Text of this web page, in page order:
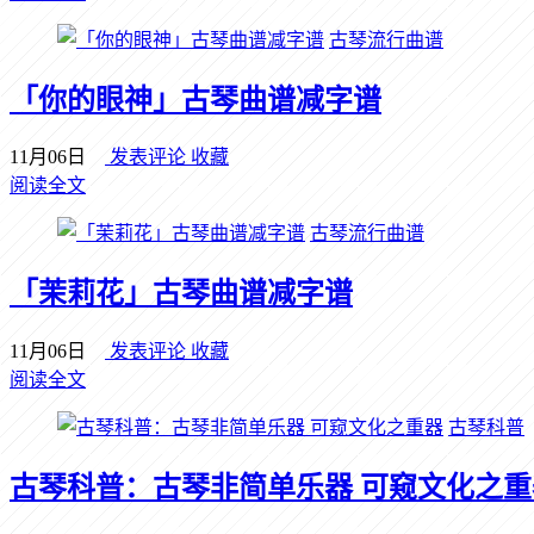
古琴流行曲谱
「你的眼神」古琴曲谱减字谱
11月06日 发表评论 收藏
阅读全文
古琴流行曲谱
「茉莉花」古琴曲谱减字谱
11月06日 发表评论 收藏
阅读全文
古琴科普
古琴科普：古琴非简单乐器 可窥文化之